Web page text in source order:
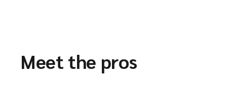
Meet the pros